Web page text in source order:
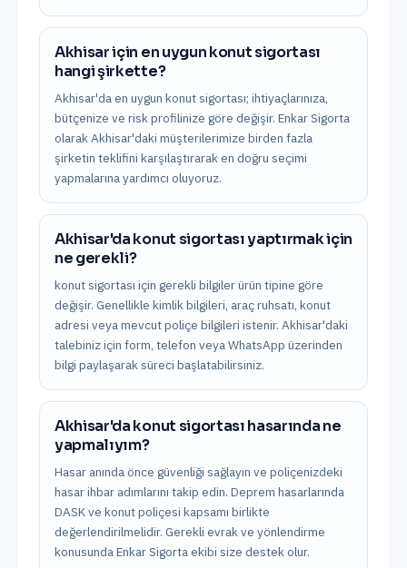
Akhisar için en uygun konut sigortası
hangi şirkette?
Akhisar'da en uygun konut sigortası; ihtiyaçlarınıza,
bütçenize ve risk profilinize göre değişir. Enkar Sigorta
olarak Akhisar'daki müşterilerimize birden fazla
şirketin teklifini karşılaştırarak en doğru seçimi
yapmalarına yardımcı oluyoruz.
Akhisar'da konut sigortası yaptırmak için
ne gerekli?
konut sigortası için gerekli bilgiler ürün tipine göre
değişir. Genellikle kimlik bilgileri, araç ruhsatı, konut
adresi veya mevcut poliçe bilgileri istenir. Akhisar'daki
talebiniz için form, telefon veya WhatsApp üzerinden
bilgi paylaşarak süreci başlatabilirsiniz.
Akhisar'da konut sigortası hasarında ne
yapmalıyım?
Hasar anında önce güvenliği sağlayın ve poliçenizdeki
hasar ihbar adımlarını takip edin. Deprem hasarlarında
DASK ve konut poliçesi kapsamı birlikte
değerlendirilmelidir. Gerekli evrak ve yönlendirme
konusunda Enkar Sigorta ekibi size destek olur.